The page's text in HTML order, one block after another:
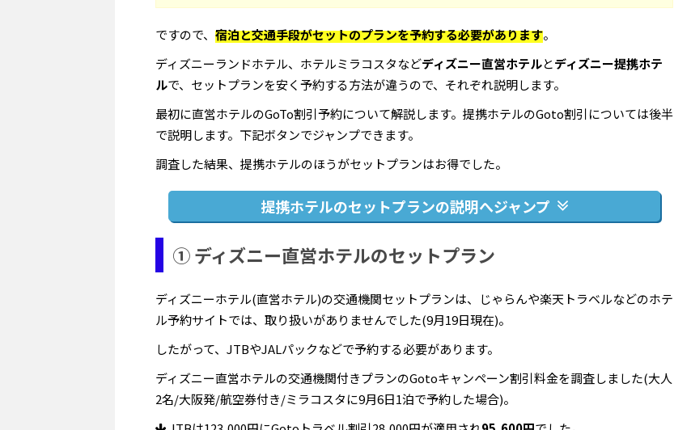
ですので、 宿泊と交通手段がセットのプランを予約する必要があります。
ディズニーランドホテル、ホテルミラコスタなどディズニー直営ホテルとディズニー提携ホテ
ルで、セットプランを安く予約する方法が違うので、それぞれ説明します。
最初に直営ホテルのGoTo割引予約について解説します。提携ホテルのGoto割引については後半
で説明します。下記ボタンでジャンプできます。
調査した結果、提携ホテルのほうがセットプランはお得でした。
提携ホテルのセットプランの説明へジャンプ
① ディズニー直営ホテルのセットプラン
ディズニーホテル(直営ホテル)の交通機関セットプランは、じゃらんや楽天トラベルなどのホテ
ル予約サイトでは、取り扱いがありませんでした(9月19日現在)。
したがって、JTBやJALパックなどで予約する必要があります。
ディズニー直営ホテルの交通機関付きプランのGotoキャンペーン割引料金を調査しました(大人
2名/大阪発/航空券付き/ミラコスタに9月6日1泊で予約した場合)。